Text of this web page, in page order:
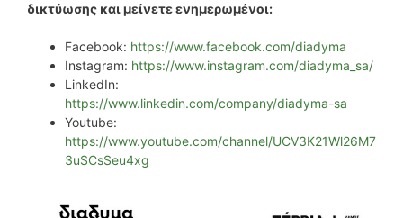
δικτύωσης και μείνετε ενημερωμένοι:
Facebook: https://www.facebook.com/diadyma
Instagram: https://www.instagram.com/diadyma_sa/
LinkedIn:
https://www.linkedin.com/company/diadyma-sa
Youtube:
https://www.youtube.com/channel/UCV3K21Wl26M7
3uSCsSeu4xg